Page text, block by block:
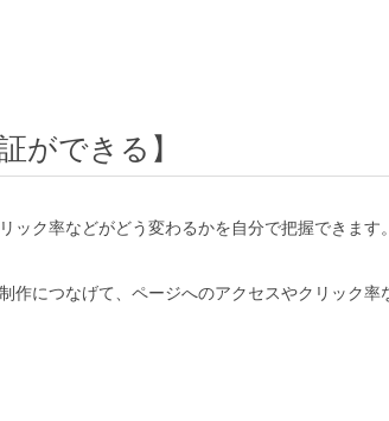
ができる】
ク率などがどう変わるかを自分で把握できます。
作につなげて、ページへのアクセスやクリック率